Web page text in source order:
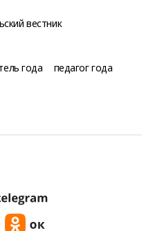
вестник
года педагог года